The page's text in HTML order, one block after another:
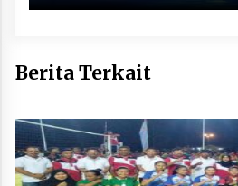
Berita Terkait